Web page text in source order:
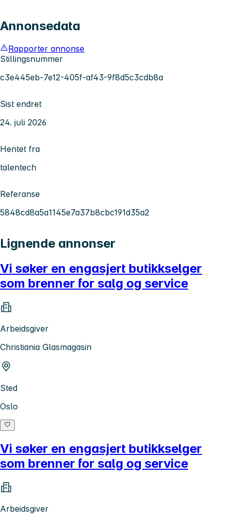
Annonsedata
Rapporter annonse
Stillingsnummer
c3e445eb-7e12-405f-af43-9f8d5c3cdb8a
Sist endret
24. juli 2026
Hentet fra
talentech
Referanse
5848cd8a5a1145e7a37b8cbc191d35a2
Lignende annonser
Vi søker en engasjert butikkselger
som brenner for salg og service
Arbeidsgiver
Christiania Glasmagasin
Sted
Oslo
Vi søker en engasjert butikkselger
som brenner for salg og service
Arbeidsgiver